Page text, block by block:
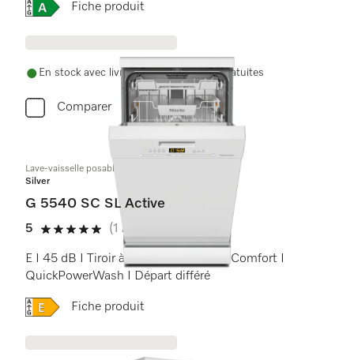
Online Label Flag, Etiquette énergétique
Fiche produit
En stock avec livraison et installation gratuites
Comparer
Lave-vaisselle posable 45 cm
Silver
G 5540 SC SL Active
5
5 étoiles sur 5
(1 Avis)
E I 45 dB I Tiroir à couverts I Paniers Comfort I
QuickPowerWash I Départ différé
Online Label Flag, Etiquette énergétique
Fiche produit